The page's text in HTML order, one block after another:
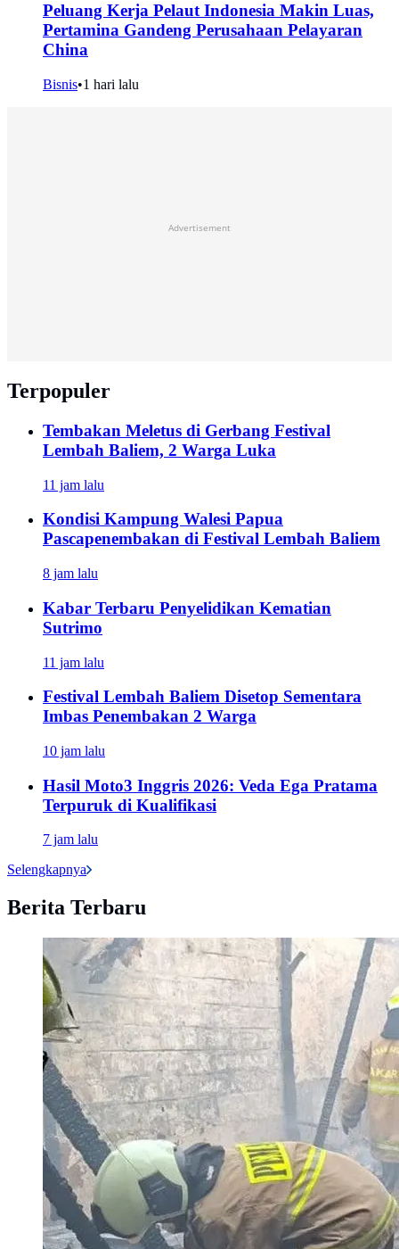
Peluang Kerja Pelaut Indonesia Makin Luas,
Pertamina Gandeng Perusahaan Pelayaran
China
Bisnis•1 hari lalu
Advertisement
Terpopuler
Tembakan Meletus di Gerbang Festival
Lembah Baliem, 2 Warga Luka
11 jam lalu
Kondisi Kampung Walesi Papua
Pascapenembakan di Festival Lembah Baliem
8 jam lalu
Kabar Terbaru Penyelidikan Kematian
Sutrimo
11 jam lalu
Festival Lembah Baliem Disetop Sementara
Imbas Penembakan 2 Warga
10 jam lalu
Hasil Moto3 Inggris 2026: Veda Ega Pratama
Terpuruk di Kualifikasi
7 jam lalu
Selengkapnya
Berita Terbaru